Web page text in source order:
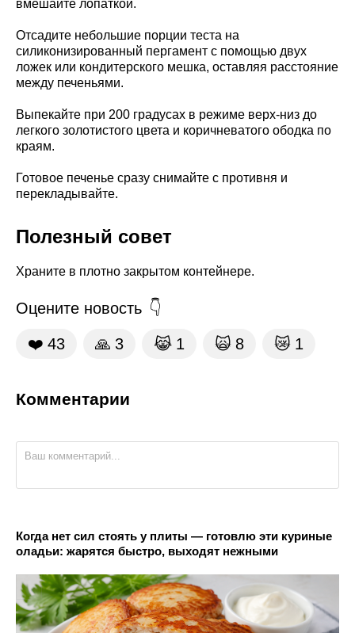
вмешайте лопаткой.
Отсадите небольшие порции теста на
силиконизированный пергамент с помощью двух
ложек или кондитерского мешка, оставляя расстояние
между печеньями.
Выпекайте при 200 градусах в режиме верх-низ до
легкого золотистого цвета и коричневатого ободка по
краям.
Готовое печенье сразу снимайте с противня и
перекладывайте.
Полезный совет
Храните в плотно закрытом контейнере.
Оцените новость
❤️ 43 🙏 3 😹 1 🙀 8 😿 1
Комментарии
Когда нет сил стоять у плиты — готовлю эти куриные
оладьи: жарятся быстро, выходят нежными